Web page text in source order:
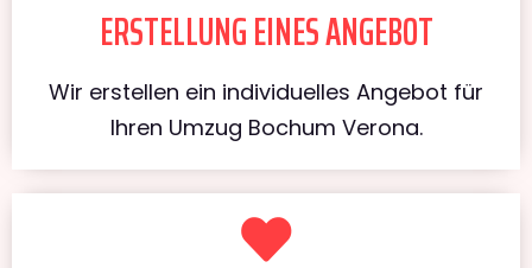
ERSTELLUNG EINES ANGEBOT
Wir erstellen ein individuelles Angebot für
Ihren Umzug Bochum Verona.